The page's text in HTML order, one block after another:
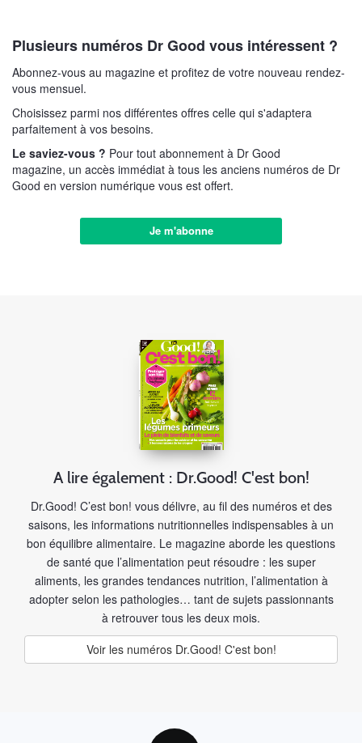
Plusieurs numéros Dr Good vous intéressent ?
Abonnez-vous au magazine et profitez de votre nouveau rendez-
vous mensuel.
Choisissez parmi nos différentes offres celle qui s'adaptera
parfaitement à vos besoins.
Le saviez-vous ? Pour tout abonnement à Dr Good
magazine, un accès immédiat à tous les anciens numéros de Dr
Good en version numérique vous est offert.
Je m'abonne
A lire également : Dr.Good! C'est bon!
Dr.Good! C’est bon! vous délivre, au fil des numéros et des
saisons, les informations nutritionnelles indispensables à un
bon équilibre alimentaire. Le magazine aborde les questions
de santé que l’alimentation peut résoudre : les super
aliments, les grandes tendances nutrition, l’alimentation à
adopter selon les pathologies… tant de sujets passionnants
à retrouver tous les deux mois.
Voir les numéros Dr.Good! C'est bon!